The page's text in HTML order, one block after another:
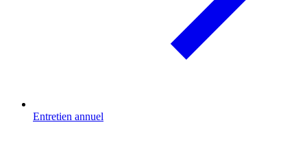
Entretien annuel